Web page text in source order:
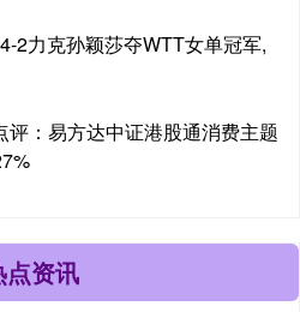
2力克孙颖莎夺WTT女单冠军,
评：易方达中证港股通消费主题
点资讯